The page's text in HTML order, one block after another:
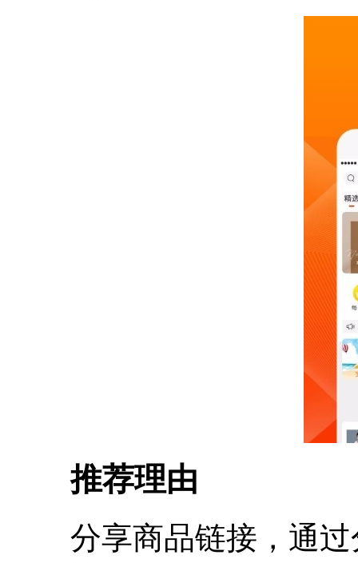
推荐理由
分享商品链接，通